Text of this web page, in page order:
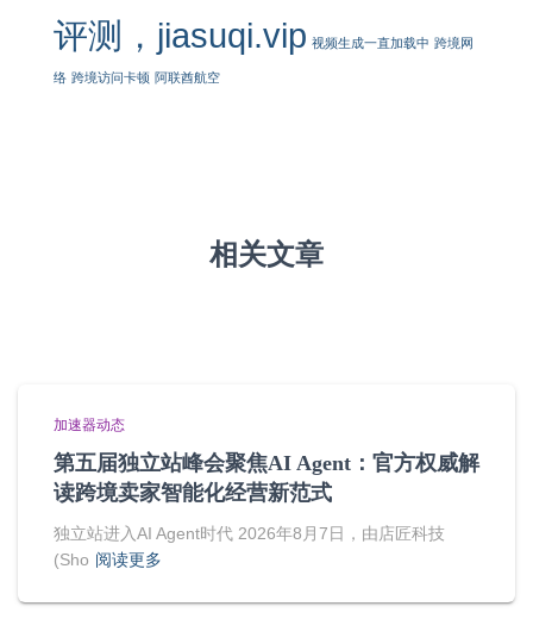
评测，jiasuqi.vip 视频生成一直加载中 跨境网
络 跨境访问卡顿 阿联酋航空
相关文章
加速器动态
第五届独立站峰会聚焦AI Agent：官方权威解
读跨境卖家智能化经营新范式
独立站进入AI Agent时代 2026年8月7日，由店匠科技
(Sho 阅读更多